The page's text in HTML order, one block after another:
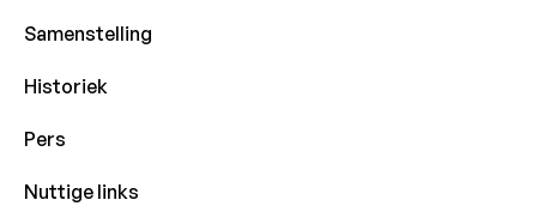
Samenstelling
Historiek
Pers
Nuttige links